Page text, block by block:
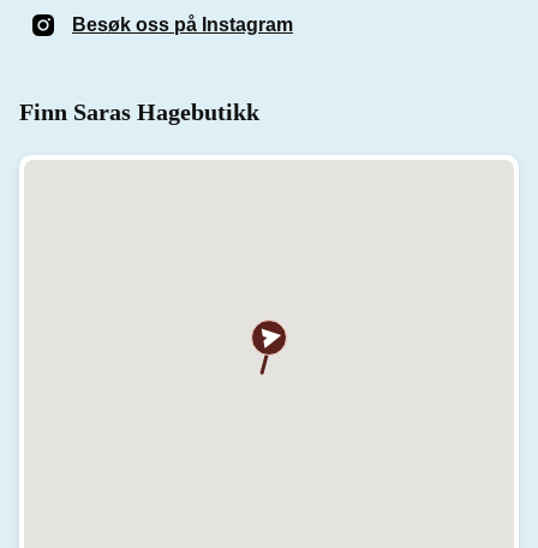
Besøk oss på Instagram
Finn Saras Hagebutikk